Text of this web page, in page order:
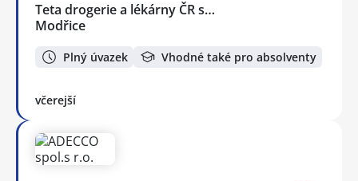
Teta drogerie a lékárny ČR s…
Modřice
Plný úvazek Vhodné také pro absolventy
včerejší